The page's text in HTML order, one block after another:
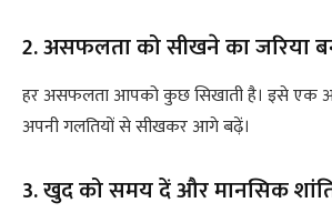
2. असफलता को सीखने का जरिया
हर असफलता आपको कुछ सिखाती है। इसे एक
अपनी गलतियों से सीखकर आगे बढ़ें।
3. खुद को समय दें और मानसिक